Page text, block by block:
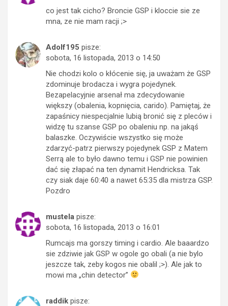
co jest tak cicho? Broncie GSP i kloccie sie ze
mna, ze nie mam racji ;>
Adolf195 pisze:
sobota, 16 listopada, 2013 o 14:50
Nie chodzi kolo o kłócenie się, ja uważam że GSP
zdominuje brodacza i wygra pojedynek.
Bezapelacyjnie arsenał ma zdecydowanie
większy (obalenia, kopnięcia, carido). Pamiętaj, że
zapaśnicy niespecjalnie lubią bronić się z pleców i
widzę tu szanse GSP po obaleniu np. na jakąś
balaszke. Oczywiście wszystko się może
zdarzyć-patrz pierwszy pojedynek GSP z Matem
Serrą ale to było dawno temu i GSP nie powinien
dać się złapać na ten dynamit Hendricksa. Tak
czy siak daje 60:40 a nawet 65:35 dla mistrza GSP.
Pozdro
mustela pisze:
sobota, 16 listopada, 2013 o 16:01
Rumcajs ma gorszy timing i cardio. Ale baaardzo
sie zdziwie jak GSP w ogole go obali (a nie bylo
jeszcze tak, zeby kogos nie obalil ;>). Ale jak to
mowi ma „chin detector”
raddik pisze: